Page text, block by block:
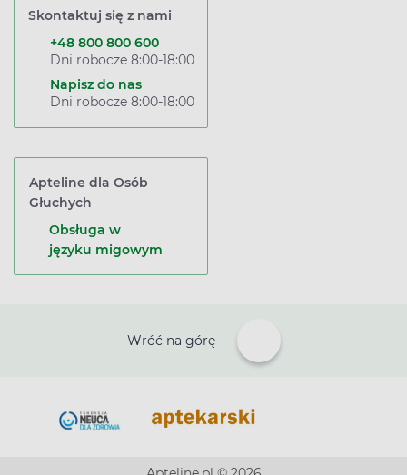
Skontaktuj się z nami
+48 800 800 600
Dni robocze 8:00-18:00
Napisz do nas
Dni robocze 8:00-18:00
Apteline dla Osób
Głuchych
Obsługa w
języku migowym
Wróć na górę